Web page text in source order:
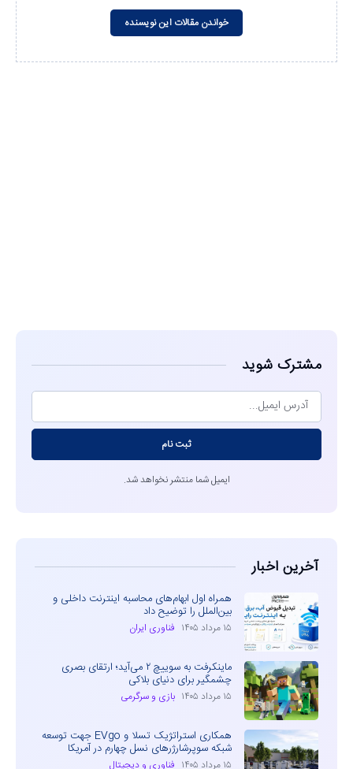
خواندن مقالات این نویسنده
مشترک شوید
ثبت نام
ایمیل شما منتشر نخواهد شد.
آخرین اخبار
همراه اول ابهام‌های محاسبه اینترنت داخلی و
بین‌الملل را توضیح داد
۱۵ مرداد ۱۴۰۵ فناوری ایران
ماینکرفت به سوییچ ۲ می‌آید؛ ارتقای بصری
چشمگیر برای دنیای بلاکی
۱۵ مرداد ۱۴۰۵ بازی و سرگرمی
همکاری استراتژیک تسلا و EVgo جهت توسعه
شبکه سوپرشارژرهای نسل چهارم در آمریکا
۱۵ مرداد ۱۴۰۵ فناوری و دیجیتال